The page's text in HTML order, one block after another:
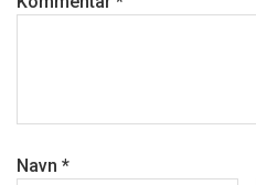
Navn *